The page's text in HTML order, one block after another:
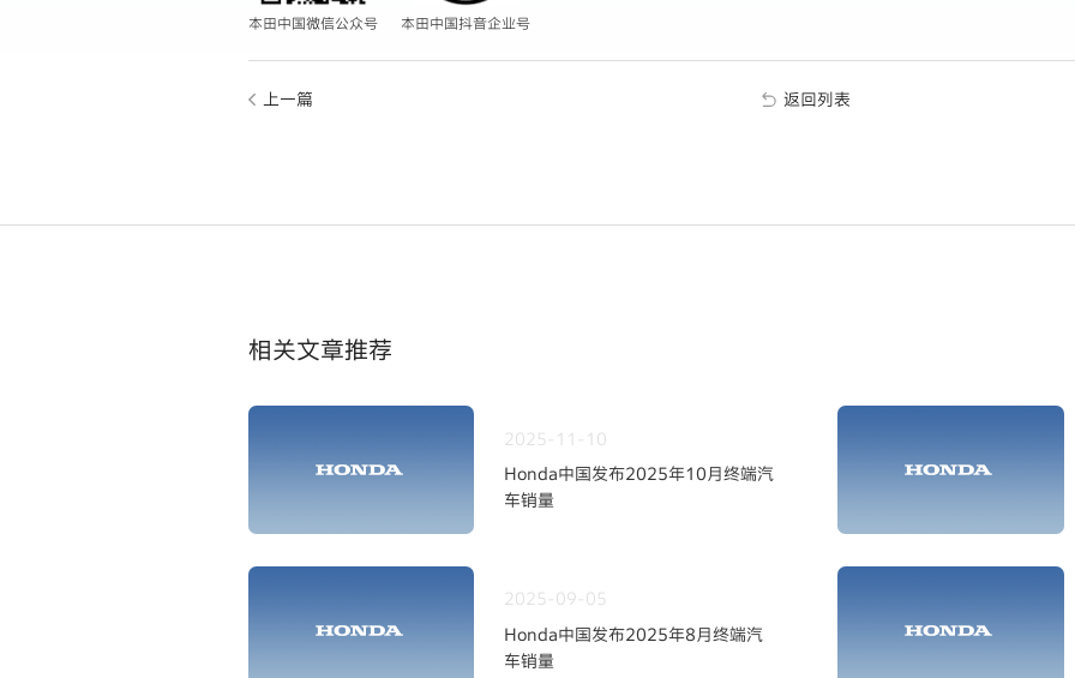
本田中国微信公众号 本田中国抖音企业号
上一篇 返回列表
相关文章推荐
2025-11-10
Honda中国发布2025年10月终端汽
车销量
2025-09-05
Honda中国发布2025年8月终端汽
车销量